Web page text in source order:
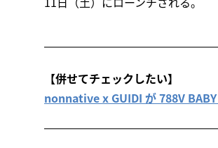
【併せてチェックしたい】
nonnative x GUIDI が 788V